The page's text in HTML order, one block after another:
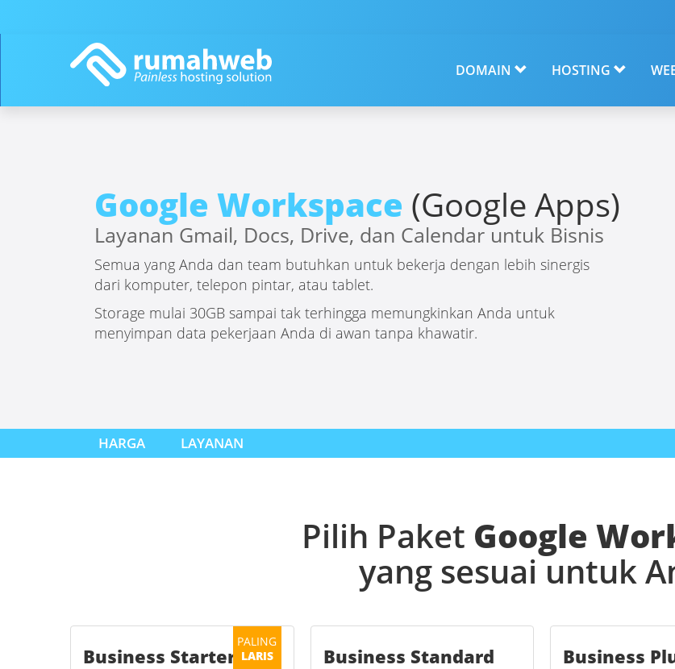
DOMAIN HOSTING
Google Workspace (Google Apps)
Layanan Gmail, Docs, Drive, dan Calendar untuk Bisnis
Semua yang Anda dan team butuhkan untuk bekerja dengan lebih sinergis
dari komputer, telepon pintar, atau tablet.
Storage mulai 30GB sampai tak terhingga memungkinkan Anda untuk
menyimpan data pekerjaan Anda di awan tanpa khawatir.
HARGA LAYANAN
Pilih Paket Google
yang sesuai untuk
Business Starter
PALING
LARIS
Business Standard Business